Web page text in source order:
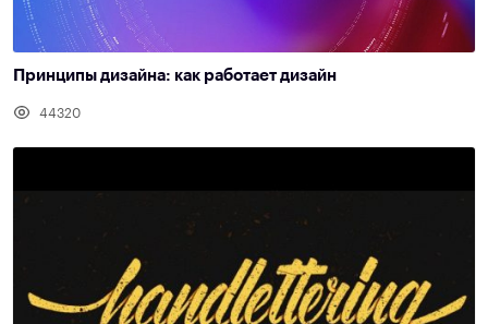
Принципы дизайна: как работает дизайн
44320